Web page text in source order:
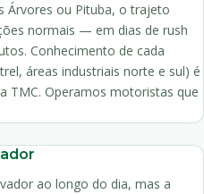
Árvores ou Pituba, o trajeto
normais — em dias de rush
Conhecimento de cada
áreas industriais norte e sul) é
TMC. Operamos motoristas que
ao longo do dia, mas a